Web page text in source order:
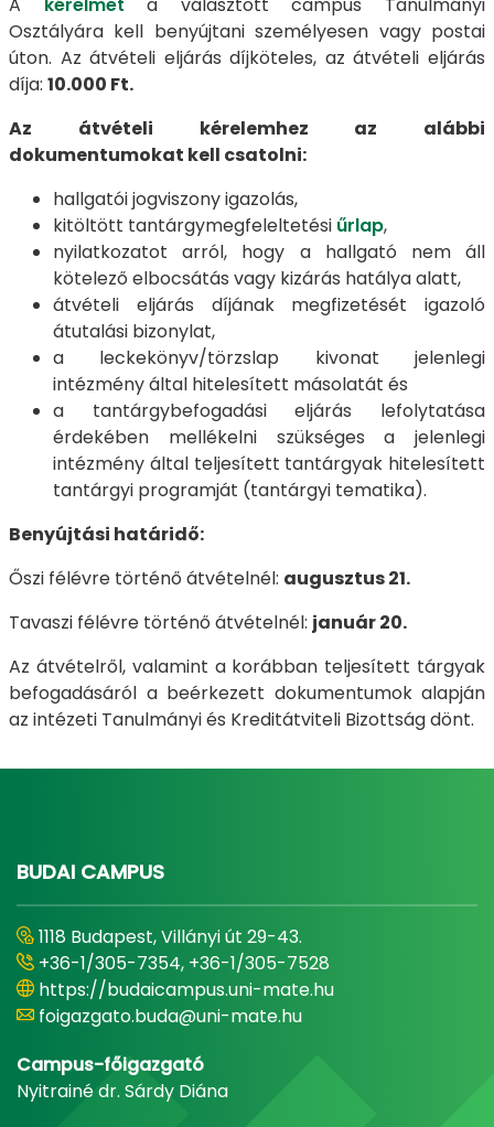
Osztályára kell benyújtani személyesen vagy postai
úton. Az átvételi eljárás díjköteles, az átvételi eljárás
díja: 10.000 Ft.
Az átvételi kérelemhez az alábbi
dokumentumokat kell csatolni:
hallgatói jogviszony igazolás,
kitöltött tantárgymegfeleltetési űrlap,
nyilatkozatot arról, hogy a hallgató nem áll
kötelező elbocsátás vagy kizárás hatálya alatt,
átvételi eljárás díjának megfizetését igazoló
átutalási bizonylat,
a leckekönyv/törzslap kivonat jelenlegi
intézmény által hitelesített másolatát és
a tantárgybefogadási eljárás lefolytatása
érdekében mellékelni szükséges a jelenlegi
intézmény által teljesített tantárgyak hitelesített
tantárgyi programját (tantárgyi tematika).
Benyújtási határidő:
Őszi félévre történő átvételnél: augusztus 21.
Tavaszi félévre történő átvételnél: január 20.
Az átvételről, valamint a korábban teljesített tárgyak
befogadásáról a beérkezett dokumentumok alapján
az intézeti Tanulmányi és Kreditátviteli Bizottság dönt.
BUDAI CAMPUS
1118 Budapest, Villányi út 29-43.
+36-1/305-7354, +36-1/305-7528
https://budaicampus.uni-mate.hu
foigazgato.buda@uni-mate.hu
Campus-főigazgató
Nyitrainé dr. Sárdy Diána